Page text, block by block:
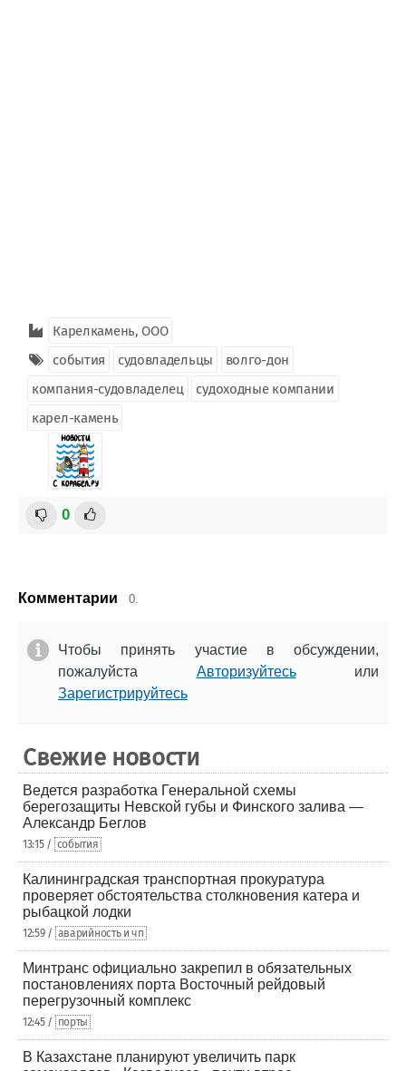
Карелкамень, ООО
события
судовладельцы
волго-дон
компания-судовладелец
судоходные компании
карел-камень
0
Комментарии 0.
Чтобы принять участие в обсуждении,
пожалуйста Авторизуйтесьили
Зарегистрируйтесь
Свежие новости
Ведется разработка Генеральной схемы
берегозащиты Невской губы и Финского залива —
Александр Беглов
13:15 / события
Калининградская транспортная прокуратура
проверяет обстоятельства столкновения катера и
рыбацкой лодки
12:59 / аварийность и чп
Минтранс официально закрепил в обязательных
постановлениях порта Восточный рейдовый
перегрузочный комплекс
12:45 / порты
В Казахстане планируют увеличить парк